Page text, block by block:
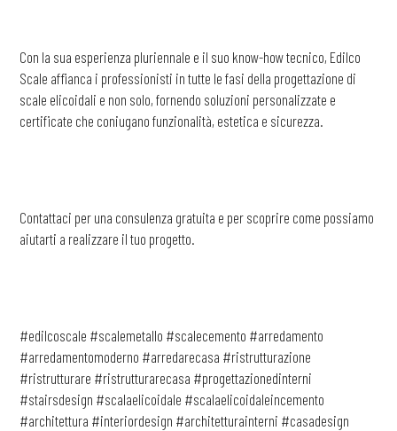
Con la sua esperienza pluriennale e il suo know-how tecnico, Edilco
Scale affianca i professionisti in tutte le fasi della progettazione di
scale elicoidali e non solo, fornendo soluzioni personalizzate e
certificate che coniugano funzionalità, estetica e sicurezza.
Contattaci per una consulenza gratuita e per scoprire come possiamo
aiutarti a realizzare il tuo progetto.
#edilcoscale #scalemetallo #scalecemento #arredamento
#arredamentomoderno #arredarecasa #ristrutturazione
#ristrutturare #ristrutturarecasa #progettazionedinterni
#stairsdesign #scalaelicoidale #scalaelicoidaleincemento
#architettura #interiordesign #architetturainterni #casadesign